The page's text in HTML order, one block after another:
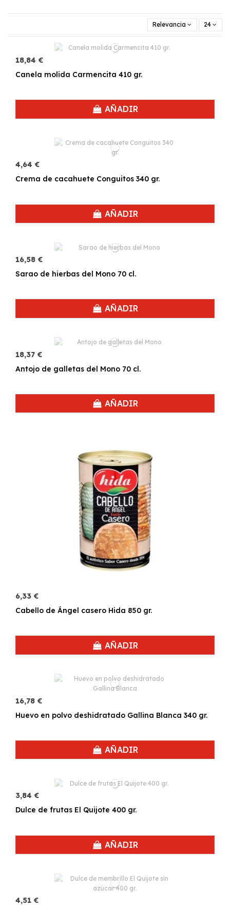
Relevancia 24
18,84 €
Canela molida Carmencita 410 gr.
AÑADIR
4,64 €
Crema de cacahuete Conguitos 340 gr.
AÑADIR
16,58 €
Sarao de hierbas del Mono 70 cl.
AÑADIR
18,37 €
Antojo de galletas del Mono 70 cl.
AÑADIR
6,33 €
Cabello de Ángel casero Hida 850 gr.
AÑADIR
16,78 €
Huevo en polvo deshidratado Gallina Blanca 340 gr.
AÑADIR
3,84 €
Dulce de frutas El Quijote 400 gr.
AÑADIR
4,51 €